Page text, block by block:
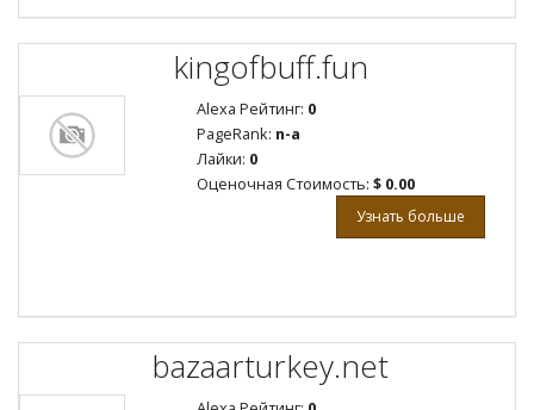
kingofbuff.fun
Alexa Рейтинг: 0
PageRank: n-a
Лайки: 0
Оценочная Стоимость: $ 0.00
Узнать больше
bazaarturkey.net